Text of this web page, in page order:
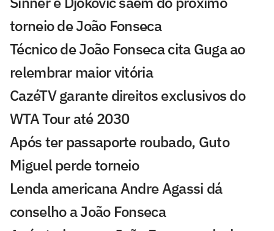
torneio de João Fonseca
Técnico de João Fonseca cita Guga ao
relembrar maior vitória
CazéTV garante direitos exclusivos do
WTA Tour até 2030
Após ter passaporte roubado, Guto
Miguel perde torneio
Lenda americana Andre Agassi dá
conselho a João Fonseca